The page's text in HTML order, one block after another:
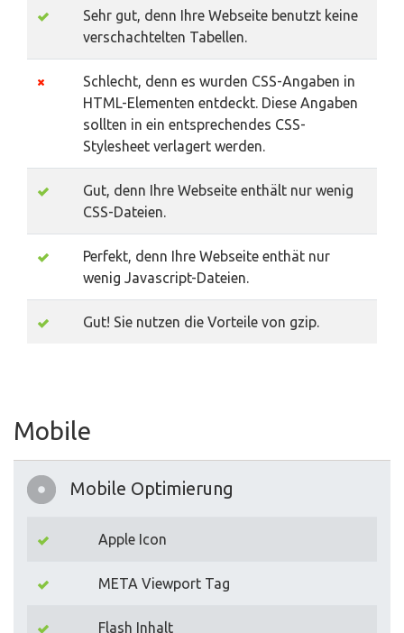
Sehr gut, denn Ihre Webseite benutzt keine
verschachtelten Tabellen.
Schlecht, denn es wurden CSS-Angaben in
HTML-Elementen entdeckt. Diese Angaben
sollten in ein entsprechendes CSS-
Stylesheet verlagert werden.
Gut, denn Ihre Webseite enthält nur wenig
CSS-Dateien.
Perfekt, denn Ihre Webseite enthät nur
wenig Javascript-Dateien.
Gut! Sie nutzen die Vorteile von gzip.
Mobile
Mobile Optimierung
Apple Icon
META Viewport Tag
Flash Inhalt